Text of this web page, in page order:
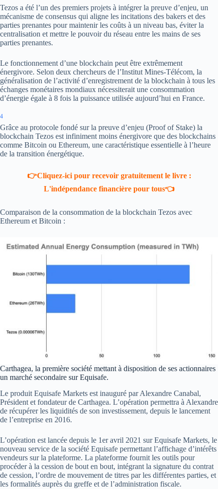
Tezos a été l’un des premiers projets à intégrer la preuve d’enjeu, un
mécanisme de consensus qui aligne les incitations des bakers et des
parties prenantes pour maintenir les coûts à un niveau bas, éviter la
centralisation et mettre le pouvoir du réseau entre les mains de ses
parties prenantes.
Le fonctionnement d’une blockchain peut être extrêmement
énergivore. Selon deux chercheurs de l’Institut Mines-Télécom, la
généralisation de l’activité d’enregistrement de la blockchain à tous les
échanges monétaires mondiaux nécessiterait une consommation
d’énergie égale à 8 fois la puissance utilisée aujourd’hui en France.
4
Grâce au protocole fondé sur la preuve d’enjeu (Proof of Stake) la
blockchain Tezos est infiniment moins énergivore que des blockchains
comme Bitcoin ou Ethereum, une caractéristique essentielle à l’heure
de la transition énergétique.
👉Cliquez-ici pour recevoir gratuitement le livre :
L'indépendance financière pour tous👈
Comparaison de la consommation de la blockchain Tezos avec
Ethereum et Bitcoin :
Carthagea, la première société mettant à disposition de ses actionnaires
un marché secondaire sur Equisafe.
Le produit Equisafe Markets est inauguré par Alexandre Canabal,
Président et fondateur de Carthagea. L’opération permettra à Alexandre
de récupérer les liquidités de son investissement, depuis le lancement
de l’entreprise en 2016.
L’opération est lancée depuis le 1er avril 2021 sur Equisafe Markets, le
nouveau service de la société Equisafe permettant l’affichage d’intérêts
vendeurs sur la plateforme. La plateforme fournit les outils pour
procéder à la cession de bout en bout, intégrant la signature du contrat
de cession, l’ordre de mouvement de titres par les différentes parties, et
les formalités auprès du greffe et de l’administration fiscale.